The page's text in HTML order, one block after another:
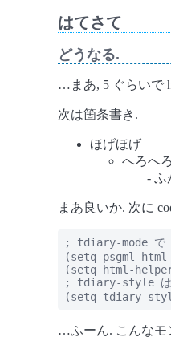
はてさて
どうなる.
…まあ, 5 ぐらいで
次は箇条書き.
ほげほげ
へろへろ
ふ
まあ良いか. 次に
; tdiary-mode で
(setq psgml-
(setq html-
; tdiary-style は
(setq tdiary-
…ふーん. こんなモ